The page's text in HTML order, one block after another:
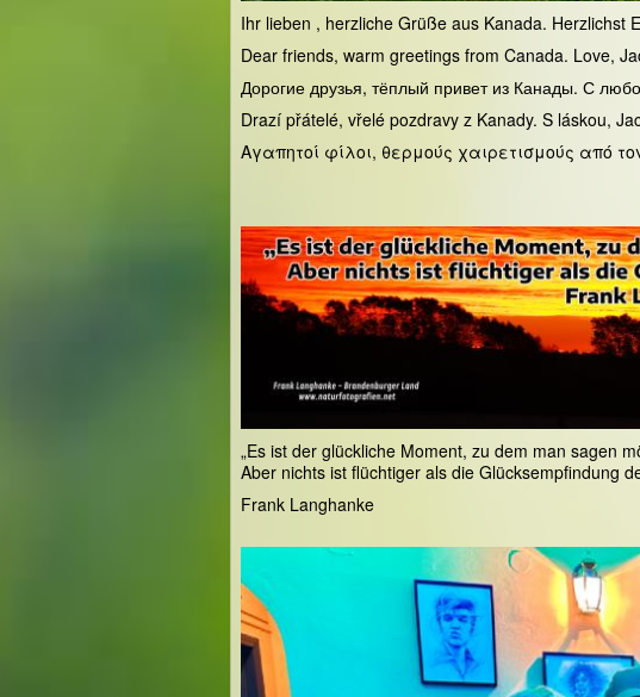
Ihr lieben , herzliche Grüße aus Kanada. Herzlichst
Dear friends, warm greetings from Canada. Love,
Дорогие друзья, тёплый привет из Канады. С
Drazí přátelé, vřelé pozdravy z Kanady. S láskou,
Αγαπητοί φίλοι, θερμούς χαιρετισμούς από
„Es ist der glückliche Moment, zu dem man sagen
Aber nichts ist flüchtiger als die Glücksempfindung
Frank Langhanke